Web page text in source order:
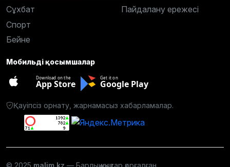
Сұхбат
Спорт
Бейне
Пайдалану ережесі
Мобильді қосымшалар
Download on the
App Store
Get it on
Google Play
Қауіпсіз орнату, жарнамасыз хабарламалар.
© 2025 malim.kz — Барлық құқықтар қорғалған.